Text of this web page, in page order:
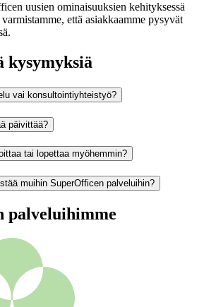
uusien ominaisuuksien kehityksessä
että asiakkaamme pysyvät
kysymyksiä
vai konsultointiyhteistyö?
päivittää?
tai lopettaa myöhemmin?
muihin SuperOfficen palveluihin?
palveluihimme